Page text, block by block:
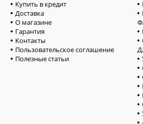
Купить в кредит
Доставка
О магазине
Гарантия
Контакты
Пользовательское соглашение
Полезные статьи